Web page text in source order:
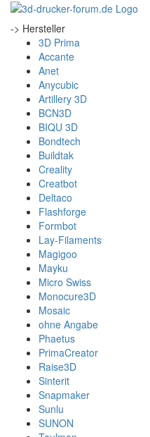
-> Hersteller
3D Prima
Accante
Anet
Anycubic
Artillery 3D
BCN3D
BIQU 3D
Bondtech
Buildtak
Creality
Creatbot
Deltaco
Flashforge
Formbot
Lay-Filaments
Magigoo
Mayku
Micro Swiss
Monocure3D
Mosaic
ohne Angabe
Phaetus
PrimaCreator
Raise3D
Sinterit
Snapmaker
Sunlu
SUNON